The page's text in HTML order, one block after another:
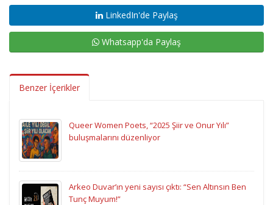
LinkedIn'de Paylaş
Whatsapp'da Paylaş
Benzer İçerikler
Queer Women Poets, “2025 Şiir ve Onur Yılı”
buluşmalarını düzenliyor
Arkeo Duvar’ın yeni sayısı çıktı: “Sen Altınsın Ben
Tunç Muyum!”